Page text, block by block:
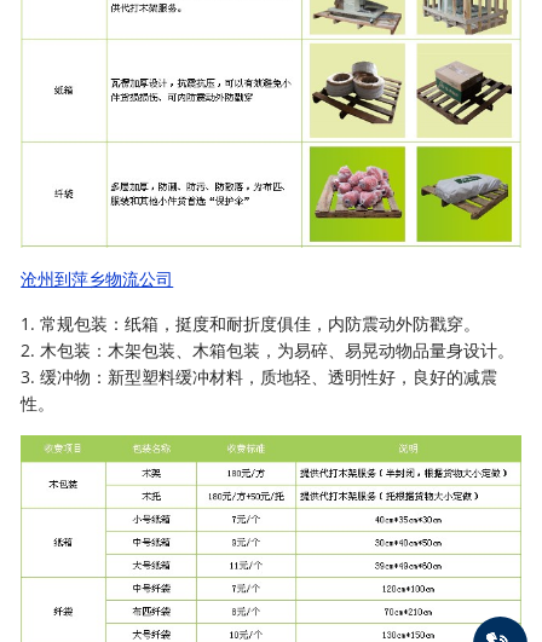
沧州到萍乡物流公司
1. 常规包装：纸箱，挺度和耐折度俱佳，内防震动外防戳穿。
2. 木包装：木架包装、木箱包装，为易碎、易晃动物品量身设计。
3. 缓冲物：新型塑料缓冲材料，质地轻、透明性好，良好的减震
性。